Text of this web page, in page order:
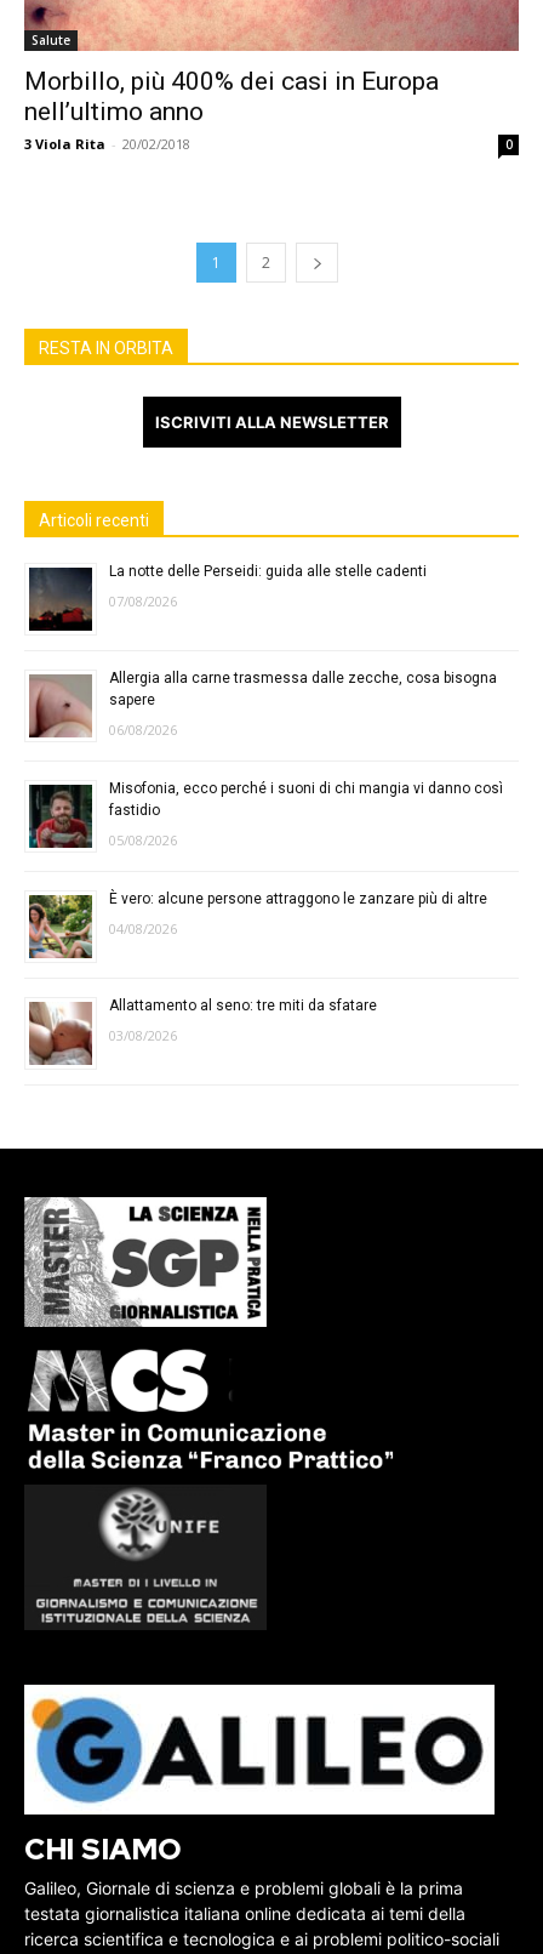
Salute
Morbillo, più 400% dei casi in Europa
nell’ultimo anno
3 Viola Rita - 20/02/2018 0
1 2
RESTA IN ORBITA
ISCRIVITI ALLA NEWSLETTER
Articoli recenti
La notte delle Perseidi: guida alle stelle cadenti
07/08/2026
Allergia alla carne trasmessa dalle zecche, cosa bisogna
sapere
06/08/2026
Misofonia, ecco perché i suoni di chi mangia vi danno così
fastidio
05/08/2026
È vero: alcune persone attraggono le zanzare più di altre
04/08/2026
Allattamento al seno: tre miti da sfatare
03/08/2026
CHI SIAMO
Galileo, Giornale di scienza e problemi globali è la prima
testata giornalistica italiana online dedicata ai temi della
ricerca scientifica e tecnologica e ai problemi politico-sociali